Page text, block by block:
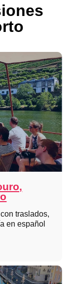
traslados,
en español